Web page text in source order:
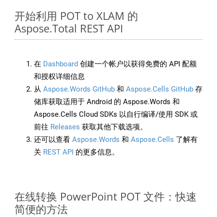
开始利用 POT to XLAM 的
Aspose.Total REST API
在 Dashboard 创建一个帐户以获得免费的 API 配额
和授权详细信息
从 Aspose.Words GitHub 和 Aspose.Cells GitHub 存
储库获取适用于 Android 的 Aspose.Words 和
Aspose.Cells Cloud SDKs 以自行编译/使用 SDK 或
前往 Releases 获取其他下载选项。
还可以查看 Aspose.Words 和 Aspose.Cells 了解有
关 REST API 的更多信息。
在线转换 PowerPoint POT 文件：快速
简便的方法